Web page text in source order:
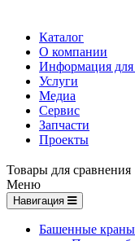
Каталог
О компании
Информация для
Услуги
Медиа
Сервис
Запчасти
Проекты
Товары для сравнения
Меню
Навигация
Башенные краны